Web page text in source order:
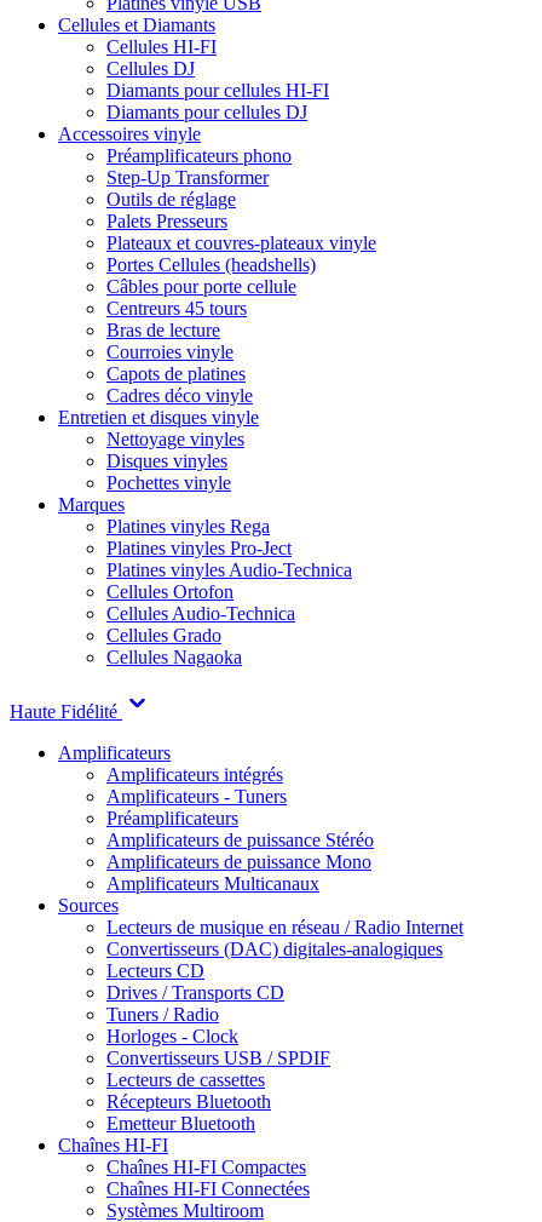
Cellules et Diamants
Cellules HI-FI
Cellules DJ
Diamants pour cellules HI-FI
Diamants pour cellules DJ
Accessoires vinyle
Préamplificateurs phono
Step-Up Transformer
Outils de réglage
Palets Presseurs
Plateaux et couvres-plateaux vinyle
Portes Cellules (headshells)
Câbles pour porte cellule
Centreurs 45 tours
Bras de lecture
Courroies vinyle
Capots de platines
Cadres déco vinyle
Entretien et disques vinyle
Nettoyage vinyles
Disques vinyles
Pochettes vinyle
Marques
Platines vinyles Rega
Platines vinyles Pro-Ject
Platines vinyles Audio-Technica
Cellules Ortofon
Cellules Audio-Technica
Cellules Grado
Cellules Nagaoka
Haute Fidélité
Amplificateurs
Amplificateurs intégrés
Amplificateurs - Tuners
Préamplificateurs
Amplificateurs de puissance Stéréo
Amplificateurs de puissance Mono
Amplificateurs Multicanaux
Sources
Lecteurs de musique en réseau / Radio Internet
Convertisseurs (DAC) digitales-analogiques
Lecteurs CD
Drives / Transports CD
Tuners / Radio
Horloges - Clock
Convertisseurs USB / SPDIF
Lecteurs de cassettes
Récepteurs Bluetooth
Emetteur Bluetooth
Chaînes HI-FI
Chaînes HI-FI Compactes
Chaînes HI-FI Connectées
Systèmes Multiroom